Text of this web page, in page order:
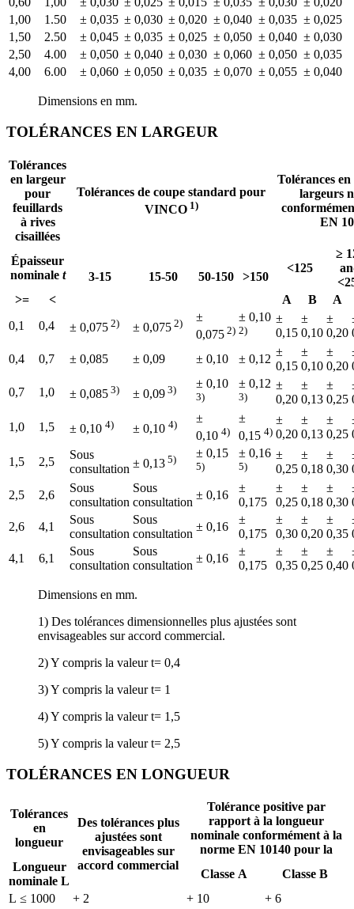
1,00
1.50 ± 0,035 ± 0,030 ± 0,020 ± 0,040 ± 0,035 ± 0,025
1,50
2.50 ± 0,045 ± 0,035 ± 0,025 ± 0,050 ± 0,040 ± 0,030
2,50
4.00 ± 0,050 ± 0,040 ± 0,030 ± 0,060 ± 0,050 ± 0,035
4,00
6.00 ± 0,060 ± 0,050 ± 0,035 ± 0,070 ± 0,055 ± 0,040
Dimensions en mm.
TOLÉRANCES EN LARGEUR
Tolérances
en largeur
pour
feuillards
à rives
cisaillées
Tolérances de coupe standard pour
VINCO1)
Tolérances
largeurs
EN
Épaisseur
nominalet 3-15 15-50 50-150 >150
<125
≥
>=
< A B
A
0,1
0,4 ± 0,075 2) ± 0,075 2)
±
0,075 2)
± 0,10
2)
±
0,15
±
0,10
±
0,20
0,4
0,7 ± 0,085 ± 0,09 ± 0,10 ± 0,12
±
0,15
±
0,10
±
0,20
0,7
1,0 ± 0,085 3) ± 0,09 3) ± 0,10
3)
± 0,12
3)
±
0,20
±
0,13
±
0,25
1,0 1,5 ± 0,10 4) ± 0,10 4)
±
0,10 4)
±
0,15 4)
±
0,20
±
0,13
±
0,25
1,5 2,5
Sous
consultation ± 0,13 5) ± 0,15
5)
± 0,16
5)
±
0,25
±
0,18
±
0,30
2,5
2,6
Sous
consultation
Sous
consultation
± 0,16
±
0,175
±
0,25
±
0,18
±
0,30
2,6
4,1
Sous
consultation
Sous
consultation
± 0,16
±
0,175
±
0,30
±
0,20
±
0,35
4,1
6,1
Sous
consultation
Sous
consultation
± 0,16
±
0,175
±
0,35
±
0,25
±
0,40
Dimensions en mm.
1) Des tolérances dimensionnelles plus ajustées sont
envisageables sur accord commercial.
2) Y compris la valeur t= 0,4
3) Y compris la valeur t= 1
4) Y compris la valeur t= 1,5
5) Y compris la valeur t= 2,5
TOLÉRANCES EN LONGUEUR
Tolérances
en
longueur
Des tolérances plus
ajustées sont
envisageables sur
accord commercial
Tolérance positive par
rapport à la longueur
nominale conformément à la
norme EN 10140 pour la
Longueur
nominale L
Classe A
Classe B
L ≤ 1000
+ 2 + 10 + 6